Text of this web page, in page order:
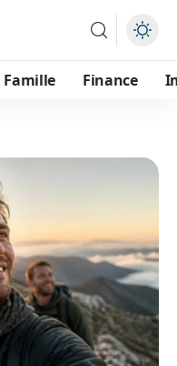
Famille Finance